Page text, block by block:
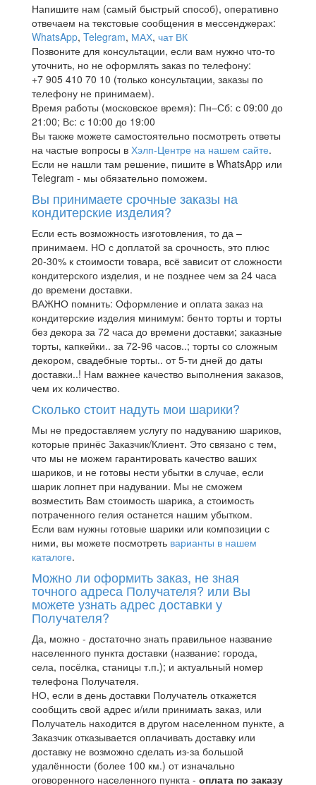
Напишите нам (самый быстрый способ), оперативно
отвечаем на текстовые сообщения в мессенджерах:
WhatsApp, Telegram, МАХ, чат ВК
Позвоните для консультации, если вам нужно что-то
уточнить, но не оформлять заказ по телефону:
+7 905 410 70 10 (только консультации, заказы по
телефону не принимаем).
Время работы (московское время): Пн–Сб: с 09:00 до
21:00; Вс: с 10:00 до 19:00
Вы также можете самостоятельно посмотреть ответы
на частые вопросы в Хэлп-Центре на нашем сайте.
Если не нашли там решение, пишите в WhatsApp или
Telegram - мы обязательно поможем.
Вы принимаете срочные заказы на
кондитерские изделия?
Если есть возможность изготовления, то да –
принимаем. НО с доплатой за срочность, это плюс
20-30% к стоимости товара, всё зависит от сложности
кондитерского изделия, и не позднее чем за 24 часа
до времени доставки.
ВАЖНО помнить: Оформление и оплата заказ на
кондитерские изделия минимум: бенто торты и торты
без декора за 72 часа до времени доставки; заказные
торты, капкейки.. за 72-96 часов..; торты со сложным
декором, свадебные торты.. от 5-ти дней до даты
доставки..! Нам важнее качество выполнения заказов,
чем их количество.
Сколько стоит надуть мои шарики?
Мы не предоставляем услугу по надуванию шариков,
которые принёс Заказчик/Клиент. Это связано с тем,
что мы не можем гарантировать качество ваших
шариков, и не готовы нести убытки в случае, если
шарик лопнет при надувании. Мы не сможем
возместить Вам стоимость шарика, а стоимость
потраченного гелия останется нашим убытком.
Если вам нужны готовые шарики или композиции с
ними, вы можете посмотреть варианты в нашем
каталоге.
Можно ли оформить заказ, не зная
точного адреса Получателя? или Вы
можете узнать адрес доставки у
Получателя?
Да, можно - достаточно знать правильное название
населенного пункта доставки (название: города,
села, посёлка, станицы т.п.); и актуальный номер
телефона Получателя.
НО, если в день доставки Получатель откажется
сообщить свой адрес и/или принимать заказ, или
Получатель находится в другом населенном пункте, а
Заказчик отказывается оплачивать доставку или
доставку не возможно сделать из-за большой
удалённости (более 100 км.) от изначально
оговоренного населенного пункта - оплата по заказу